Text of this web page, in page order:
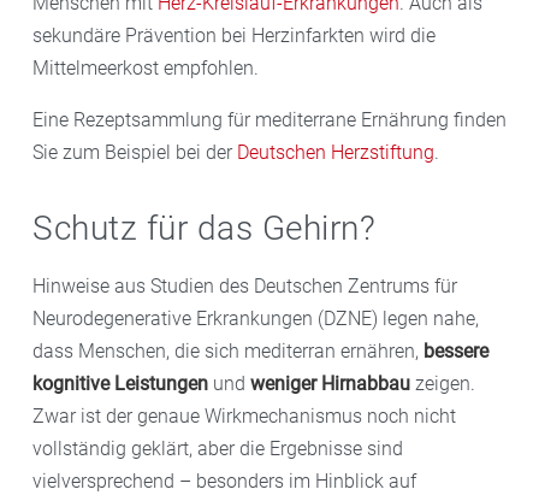
sekundäre Prävention bei Herzinfarkten wird die
Mittelmeerkost empfohlen.
Eine Rezeptsammlung für mediterrane Ernährung finden
Sie zum Beispiel bei der Deutschen Herzstiftung.
Schutz für das Gehirn?
Hinweise aus Studien des Deutschen Zentrums für
Neurodegenerative Erkrankungen (DZNE) legen nahe,
dass Menschen, die sich mediterran ernähren, bessere
kognitive Leistungen und weniger Hirnabbau zeigen.
Zwar ist der genaue Wirkmechanismus noch nicht
vollständig geklärt, aber die Ergebnisse sind
vielversprechend – besonders im Hinblick auf